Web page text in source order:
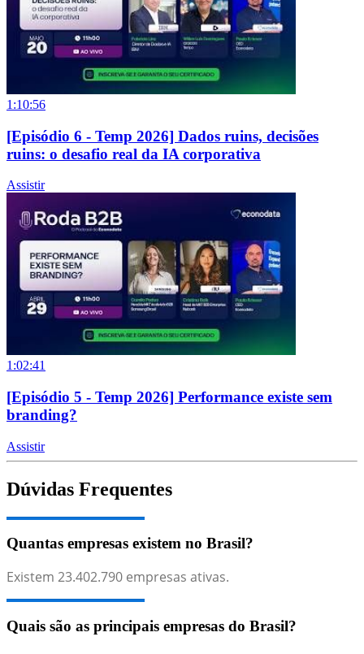
1:10:56
[Episódio 6 - Temp 2026] Dados ruins, decisões
ruins: o desafio real da IA corporativa
Assistir
1:02:41
[Episódio 5 - Temp 2026] Performance existe sem
branding?
Assistir
Dúvidas Frequentes
Quantas empresas existem no Brasil?
Existem 23.402.790 empresas ativas.
Quais são as principais empresas do Brasil?